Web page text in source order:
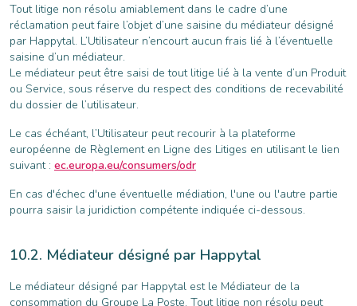
Tout litige non résolu amiablement dans le cadre d’une
réclamation peut faire l’objet d’une saisine du médiateur désigné
par Happytal. L’Utilisateur n’encourt aucun frais lié à l’éventuelle
saisine d’un médiateur.
Le médiateur peut être saisi de tout litige lié à la vente d’un Produit
ou Service, sous réserve du respect des conditions de recevabilité
du dossier de l’utilisateur.
Le cas échéant, l’Utilisateur peut recourir à la plateforme
européenne de Règlement en Ligne des Litiges en utilisant le lien
suivant : ec.europa.eu/consumers/odr
En cas d'échec d'une éventuelle médiation, l'une ou l'autre partie
pourra saisir la juridiction compétente indiquée ci-dessous.
Médiateur désigné par Happytal
Le médiateur désigné par Happytal est le Médiateur de la
consommation du Groupe La Poste. Tout litige non résolu peut